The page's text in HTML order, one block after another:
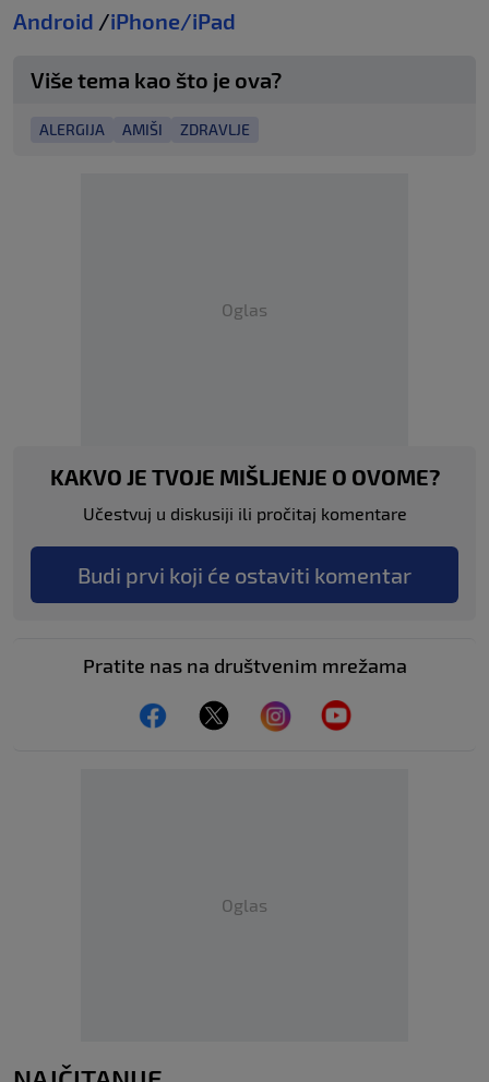
Android /iPhone/iPad
Više tema kao što je ova?
ALERGIJA AMIŠI ZDRAVLJE
Oglas
KAKVO JE TVOJE MIŠLJENJE O OVOME?
Učestvuj u diskusiji ili pročitaj komentare
Budi prvi koji će ostaviti komentar
Pratite nas na društvenim mrežama
Oglas